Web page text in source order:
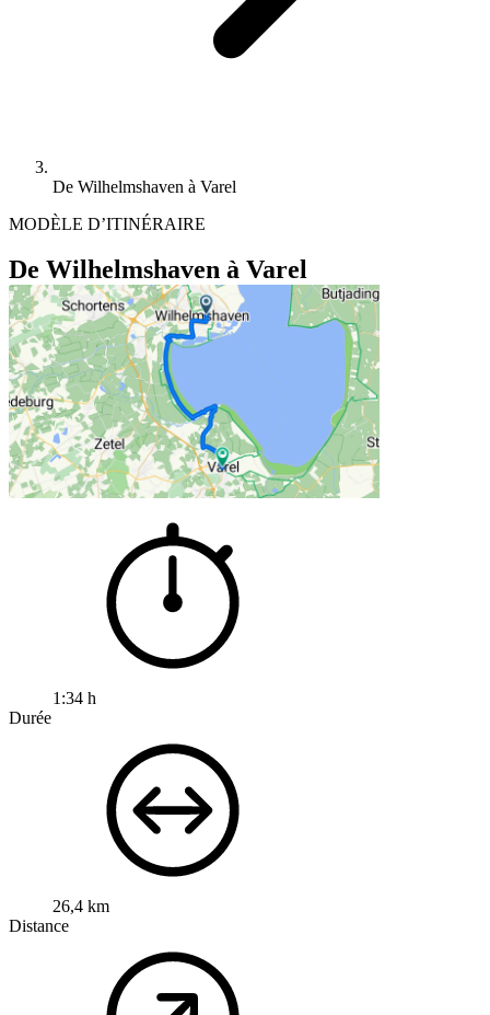
De Wilhelmshaven à Varel
MODÈLE D’ITINÉRAIRE
De Wilhelmshaven à Varel
1:34 h
Durée
26,4 km
Distance